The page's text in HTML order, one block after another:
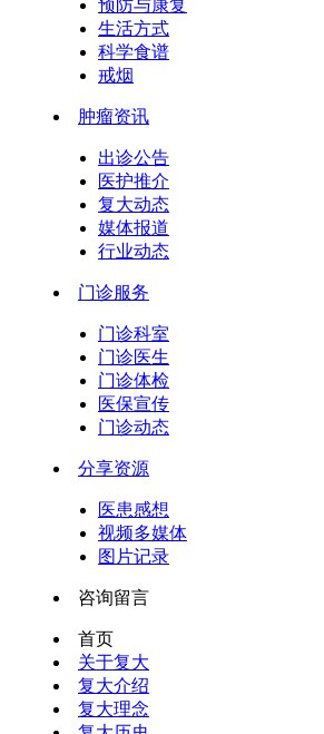
预防与康复
生活方式
科学食谱
戒烟
肿瘤资讯
出诊公告
医护推介
复大动态
媒体报道
行业动态
门诊服务
门诊科室
门诊医生
门诊体检
医保宣传
门诊动态
分享资源
医患感想
视频多媒体
图片记录
咨询留言
首页
关于复大
复大介绍
复大理念